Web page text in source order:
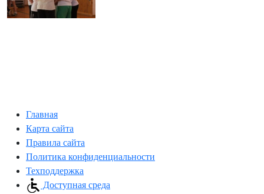
Главная
Карта сайта
Правила сайта
Политика конфиденциальности
Техподдержка
Доступная среда